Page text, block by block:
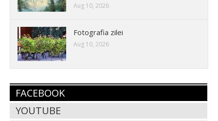
Aug 10, 2026
Fotografia zilei
Aug 10, 2026
FACEBOOK
YOUTUBE